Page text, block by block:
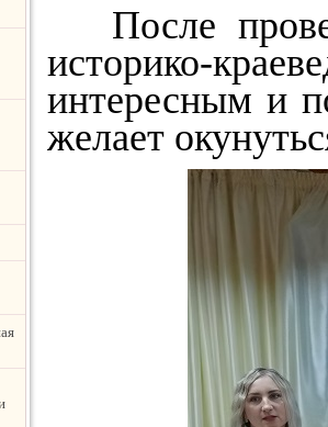
После
историко-
интересным и
желает